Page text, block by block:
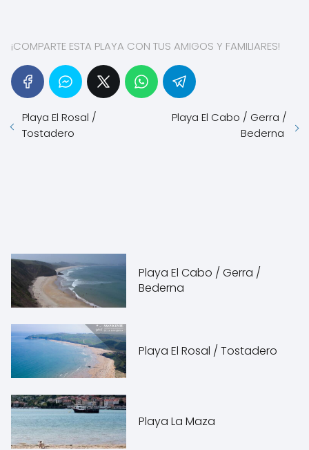
¡COMPARTE ESTA PLAYA CON TUS AMIGOS Y FAMILIARES!
Playa El Rosal /
Tostadero
Playa El Cabo / Gerra /
Bederna
Playa El Cabo / Gerra /
Bederna
Playa El Rosal / Tostadero
Playa La Maza